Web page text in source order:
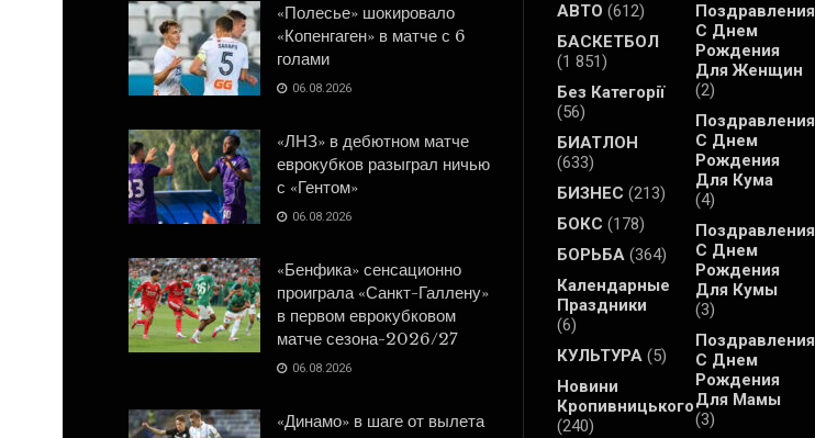
«Полесье» шокировало
«Копенгаген» в матче с 6
голами
06.08.2026
«ЛНЗ» в дебютном матче
еврокубков разыграл ничью
с «Гентом»
06.08.2026
«Бенфика» сенсационно
проиграла «Санкт-Галлену»
в первом еврокубковом
матче сезона-2026/27
06.08.2026
«Динамо» в шаге от вылета
АВТО (612)
БАСКЕТБОЛ
(1 851)
Без Категорії
(56)
БИАТЛОН
(633)
БИЗНЕС (213)
БОКС (178)
БОРЬБА (364)
Календарные
Праздники
(6)
КУЛЬТУРА (5)
Новини
Кропивницького
(240)
Поздравления
С Днем
Рождения
Для Женщин
(2)
Поздравления
С Днем
Рождения
Для Кума
(4)
Поздравления
С Днем
Рождения
Для Кумы
(3)
Поздравления
С Днем
Рождения
Для Мамы
(3)